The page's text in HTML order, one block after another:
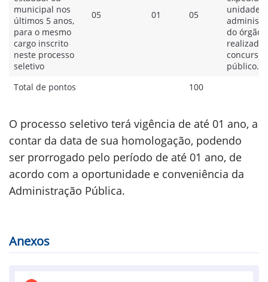
municipal nos
últimos 5 anos,
para o mesmo
cargo inscrito
neste processo
seletivo
05 01 05
unidade
do órgão
concurso
público.
Total de pontos
100
O processo seletivo terá vigência de até 01 ano, a
contar da data de sua homologação, podendo
ser prorrogado pelo período de até 01 ano, de
acordo com a oportunidade e conveniência da
Administração Pública.
Anexos